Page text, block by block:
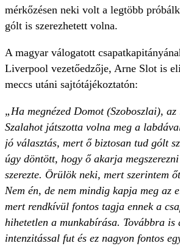
mérkőzésen neki volt a legtöbb
gólt is szerezhetett volna.
A magyar válogatott
Liverpool vezetőedzője, Arne Slot is
meccs utáni sajtótájékoztatón:
„Ha megnézed Domot (Szoboszlai), az
Szalahot játszotta volna meg a
jó választás, mert ő biztosan tud gólt
úgy döntött, hogy ő akarja
szerezte. Örülök neki, mert szerintem
Nem én, de nem mindig kapja meg az
mert rendkívül fontos tagja ennek a
hihetetlen a munkabírása. Továbbra is
intenzitással fut és ez nagyon fontos